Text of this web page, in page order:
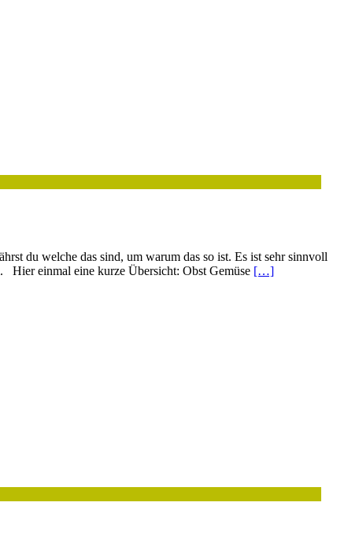
du welche das sind, um warum das so ist. Es ist sehr sinnvoll
Hier einmal eine kurze Übersicht: Obst Gemüse […]